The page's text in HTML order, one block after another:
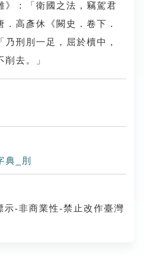
》：「衛國之法，竊駕君
．高彥休《闕史．卷下．
乃刑刖一足，屈於櫝中，
去。」
典_刖
示-非商業性-禁止改作臺灣